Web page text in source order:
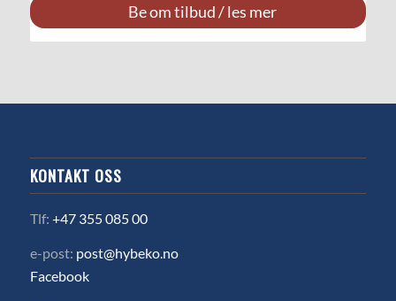
Be om tilbud / les mer
KONTAKT OSS
Tlf: +47 355 085 00
e-post: post@hybeko.no
Facebook